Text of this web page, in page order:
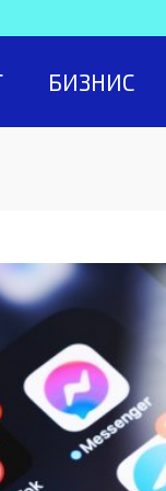
БИЗНИС